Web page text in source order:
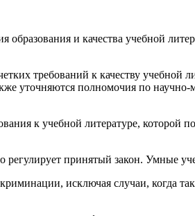
образования и качества учебной
требований к качеству учебной
уточняются полномочия по
к учебной литературе, которой
принятый закон. Умные
исключая случаи, когда